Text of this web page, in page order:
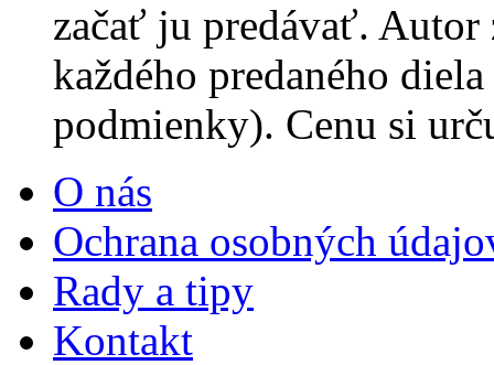
začať ju predávať.
každého predaného
podmienky). Cenu si
O nás
Ochrana osobných
Rady a tipy
Kontakt